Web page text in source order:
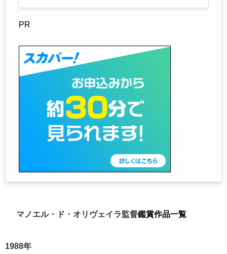
PR
マノエル・ド・オリヴェイラ監督鑑賞作品一覧
1988年